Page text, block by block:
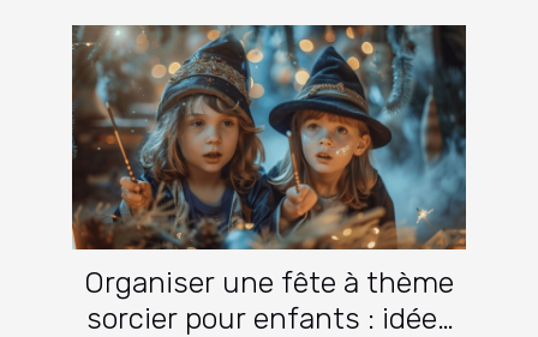
Organiser une fête à thème
sorcier pour enfants : idées